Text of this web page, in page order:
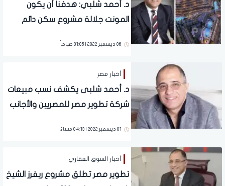
د. أحمد شلبي: هدفنا أن يكون
المونت جلالة مشروع سكن دائم
06 ديسمبر 2022 | 01:05 صباحاً
أخبار مصر
د. أحمد شلبى يكشف نسب مبيعات
شركة تطوير مصر للمصريين والأجانب
01 ديسمبر 2022 | 04:13 مساءً
أخبار السوق العقاري
تطوير مصر تطلق مشروع ريفرز الشيخ